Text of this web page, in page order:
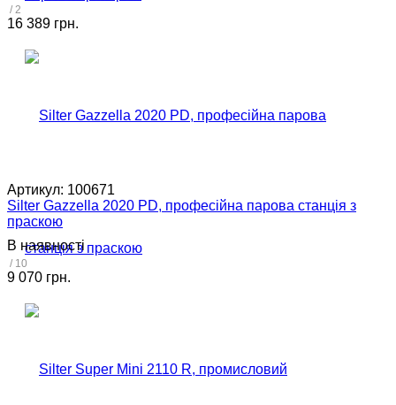
/ 2
16 389 грн.
Артикул: 100671
Silter Gazzella 2020 PD, професійна парова станція з
праскою
В наявності
/ 10
9 070 грн.